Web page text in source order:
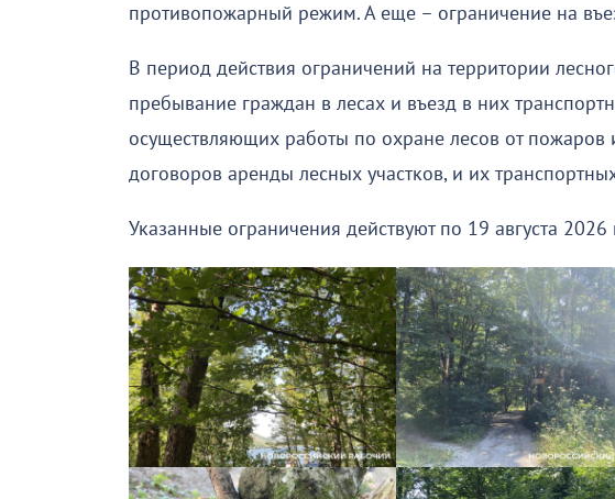
противопожарный режим. А еще – ограничение на
В период действия ограничений на территории
пребывание граждан в лесах и въезд в них
осуществляющих работы по охране лесов от
договоров аренды лесных участков, и их
Указанные ограничения действуют по 19 августа 2026